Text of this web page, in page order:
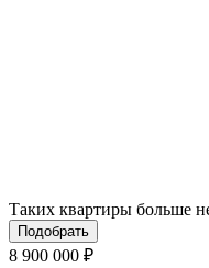
Таких квартиры больше
Подобрать
8 900 000 ₽